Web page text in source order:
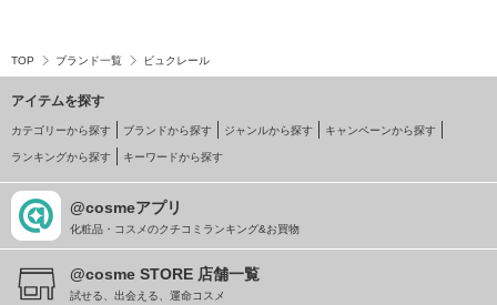
TOP ブランド一覧 ビュクレール
アイテムを探す
カテゴリーから探す ブランドから探す ジャンルから探す キャンペーンから探す
ランキングから探す キーワードから探す
@cosmeアプリ
化粧品・コスメのクチコミランキング&お買物
@cosme STORE 店舗一覧
試せる、出会える、運命コスメ